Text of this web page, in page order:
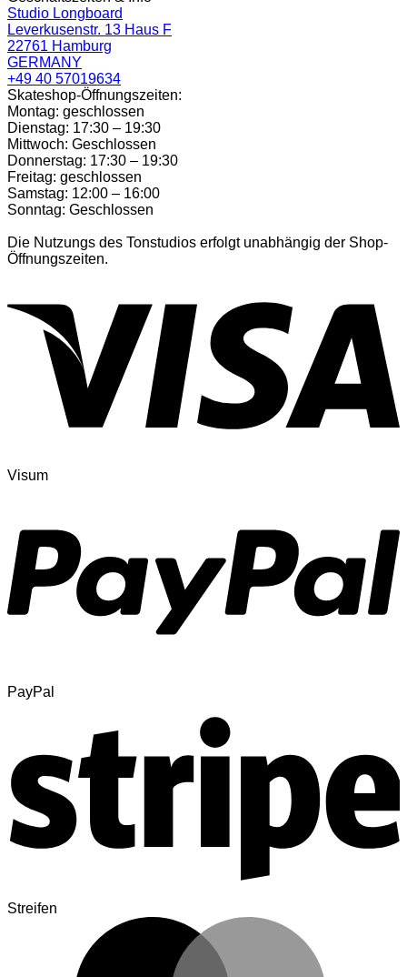
Studio Longboard
Leverkusenstr. 13 Haus F
22761 Hamburg
GERMANY
+49 40 57019634
Skateshop-Öffnungszeiten:
Montag: geschlossen
Dienstag: 17:30 – 19:30
Mittwoch: Geschlossen
Donnerstag: 17:30 – 19:30
Freitag: geschlossen
Samstag: 12:00 – 16:00
Sonntag: Geschlossen
Die Nutzungs des Tonstudios erfolgt unabhängig der Shop-
Öffnungszeiten.
Visum
PayPal
Streifen